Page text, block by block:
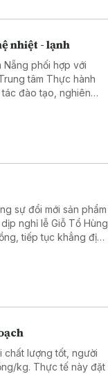
nhiệt - lạnh
phối hợp với
tâm Thực hành
đào tạo, nghiên
sự đổi mới sản phẩm
nghỉ lễ Giỗ Tổ Hùng
tiếp tục khẳng định
chất lượng tốt, người
kg. Thực tế này đặt